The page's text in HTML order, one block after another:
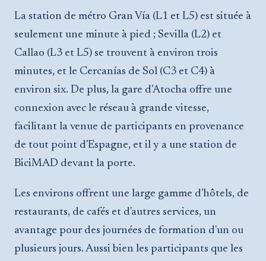
La station de métro Gran Vía (L1 et L5) est située à
seulement une minute à pied ; Sevilla (L2) et
Callao (L3 et L5) se trouvent à environ trois
minutes, et le Cercanías de Sol (C3 et C4) à
environ six. De plus, la gare d'Atocha offre une
connexion avec le réseau à grande vitesse,
facilitant la venue de participants en provenance
de tout point d'Espagne, et il y a une station de
BiciMAD devant la porte.
Les environs offrent une large gamme d'hôtels, de
restaurants, de cafés et d'autres services, un
avantage pour des journées de formation d'un ou
plusieurs jours. Aussi bien les participants que les